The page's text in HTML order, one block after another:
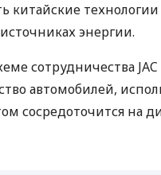
китайские
энергии.
сотрудничества JAC
автомобилей,
сосредоточится на